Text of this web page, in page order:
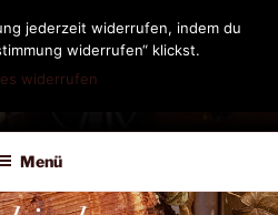
Menü
jederzeit widerrufen, indem du
widerrufen“ klickst.
widerrufen